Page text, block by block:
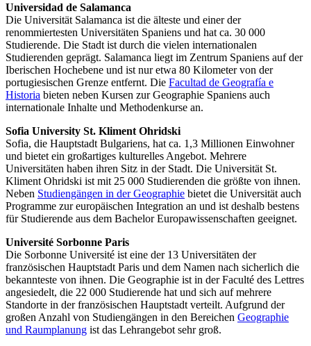
Universidad de Salamanca
Die Universität Salamanca ist die älteste und einer der
renommiertesten Universitäten Spaniens und hat ca. 30 000
Studierende. Die Stadt ist durch die vielen internationalen
Studierenden geprägt. Salamanca liegt im Zentrum Spaniens auf der
Iberischen Hochebene und ist nur etwa 80 Kilometer von der
portugiesischen Grenze entfernt. Die Facultad de Geografía e
Historia bieten neben Kursen zur Geographie Spaniens auch
internationale Inhalte und Methodenkurse an.
Sofia University St. Kliment Ohridski
Sofia, die Hauptstadt Bulgariens, hat ca. 1,3 Millionen Einwohner
und bietet ein großartiges kulturelles Angebot. Mehrere
Universitäten haben ihren Sitz in der Stadt. Die Universität St.
Kliment Ohridski ist mit 25 000 Studierenden die größte von ihnen.
Neben Studiengängen in der Geographie bietet die Universität auch
Programme zur europäischen Integration an und ist deshalb bestens
für Studierende aus dem Bachelor Europawissenschaften geeignet.
Université Sorbonne Paris
Die Sorbonne Université ist eine der 13 Universitäten der
französischen Hauptstadt Paris und dem Namen nach sicherlich die
bekannteste von ihnen. Die Geographie ist in der Faculté des Lettres
angesiedelt, die 22 000 Studierende hat und sich auf mehrere
Standorte in der französischen Hauptstadt verteilt. Aufgrund der
großen Anzahl von Studiengängen in den Bereichen Geographie
und Raumplanung ist das Lehrangebot sehr groß.